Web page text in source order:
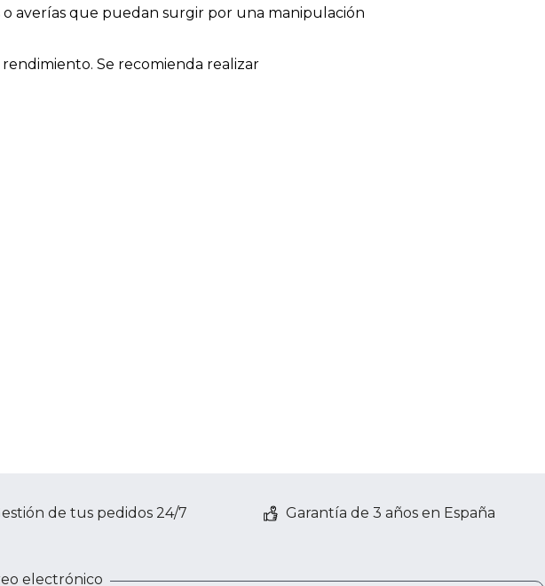
o averías que puedan surgir por una manipulación
Se recomienda realizar
de tus pedidos 24/7 Garantía de 3 años en España
electrónico